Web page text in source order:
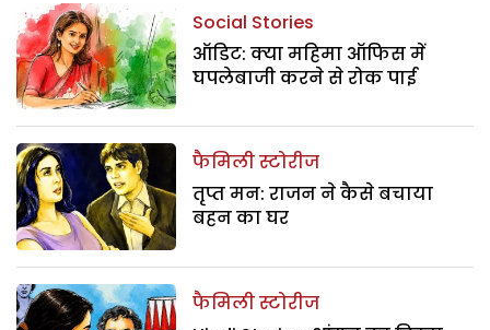
Social Stories
ऑडिट: क्या महिमा ऑफिस में
घपलेबाजी करने से रोक पाई
फैमिली स्टोरीज
तृप्त मन: राजन ने कैसे बचाया
बहन का घर
फैमिली स्टोरीज